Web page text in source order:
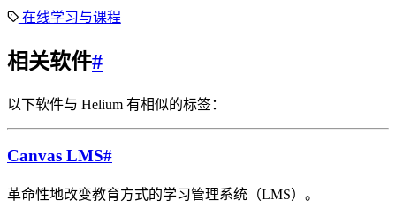
在线学习与课程
相关软件#
以下软件与 Helium 有相似的标签：
Canvas LMS#
革命性地改变教育方式的学习管理系统（LMS）。